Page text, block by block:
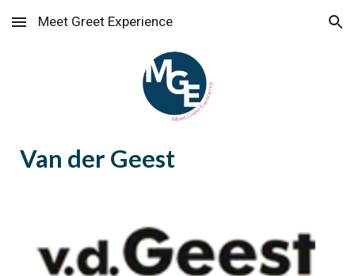
Skip to main content Skip to navigation
Meet Greet Experience
Van der Geest